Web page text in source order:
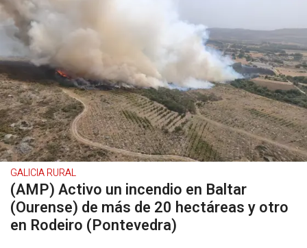
GALICIA RURAL
(AMP) Activo un incendio en Baltar
(Ourense) de más de 20 hectáreas y otro
en Rodeiro (Pontevedra)